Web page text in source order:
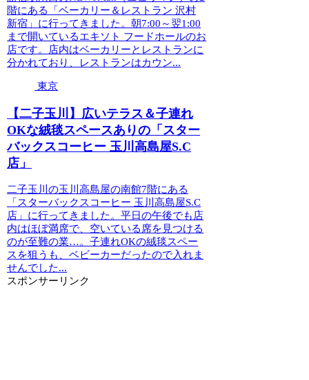
階にある「ベーカリー＆レストラン 沢村
新宿」に行ってきました。朝7:00～翌1:00
まで開いているエキソト フードホールのお
店です。店内はベーカリーとレストランに
分かれており、レストランはカウン...
東京
【二子玉川】広いテラス＆子連れ
OKな絨毯スペースありの「スター
バックスコーヒー 玉川高島屋S.C
店」
二子玉川の玉川高島屋の南館7階にある
「スターバックスコーヒー 玉川高島屋S.C
店」に行ってきました。平日の午後でも店
内はほぼ満席で、空いている席を見つける
のが至難の業…。子連れOKの絨毯スペー
スを狙うも、ベビーカーだったので入れま
せんでした...
スポンサーリンク